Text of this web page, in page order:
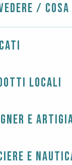
/
locali
e
e